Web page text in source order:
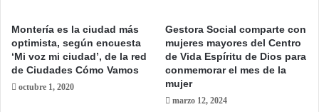
Montería es la ciudad más
optimista, según encuesta
‘Mi voz mi ciudad’, de la red
de Ciudades Cómo Vamos
octubre 1, 2020
Gestora Social comparte con
mujeres mayores del Centro
de Vida Espíritu de Dios para
conmemorar el mes de la
mujer
marzo 12, 2024